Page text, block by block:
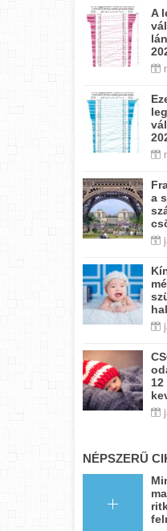
A
a
12
NÉPSZERŰ